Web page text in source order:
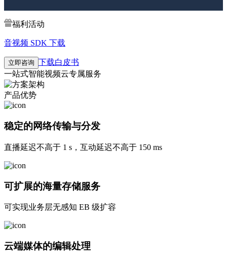
福利活动
音视频 SDK 下载
立即咨询 下载白皮书
一站式智能视频云专属服务
产品优势
稳定的网络传输与分发
直播延迟不高于 1 s，互动延迟不高于 150 ms
可扩展的海量存储服务
可实现业务层无感知 EB 级扩容
云端媒体的编辑处理